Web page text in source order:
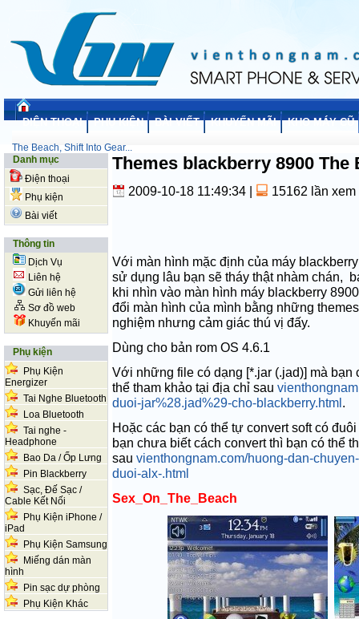
ĐIỆN THOẠI PHỤ KIỆN BÀI VIẾT KHUYẾN MÃI KHO MÁY CŨ
The Beach, Shift Into Gear...
Themes blackberry 8900 The
2009-10-18 11:49:34 | 15162 lần xem
Với màn hình mặc định của máy blackberry
sử dụng lâu bạn sẽ tháy thật nhàm chán,
khi nhìn vào màn hình máy blackberry 8900
đổi màn hình của mình bằng những
nghiệm nhưng cảm giác thú vị đấy.
Dùng cho bản rom OS 4.6.1
Với những file có dạng [*.jar (.jad)] mà bạn
thể tham khảo tại địa chỉ sau
duoi-jar%28.jad%29-cho-blackberry.html.
Hoặc các bạn có thể tự convert soft có
bạn chưa biết cách convert thì bạn có thể
sau vienthongnam.com/huong-dan-
duoi-alx-.html
Sex_On_The_Beach
Danh mục
Điện thoại
Phụ kiện
Bài viết
Thông tin
Dịch Vụ
Liên hệ
Gửi liên hệ
Sơ đồ web
Khuyến mãi
Phụ kiện
Phụ Kiện
Energizer
Tai Nghe Bluetooth
Loa Bluetooth
Tai nghe -
Headphone
Bao Da / Ốp Lưng
Pin Blackberry
Sạc, Đế Sạc /
Cable Kết Nối
Phụ Kiện iPhone /
iPad
Phụ Kiện Samsung
Miếng dán màn
hình
Pin sạc dự phòng
Phụ Kiện Khác